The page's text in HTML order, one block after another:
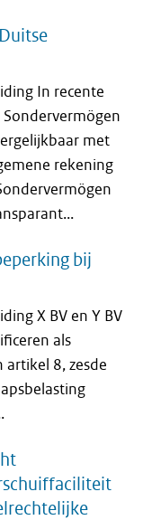
In recente
met
rekening
bij
X BV en Y BV
als
8, zesde